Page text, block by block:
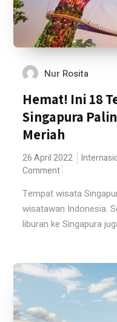
Nur Rosita
Hemat! Ini 18
Singapura
Meriah
26 April 2022
Comment
Tempat wisata
wisatawan Indonesia.
liburan ke Singapura